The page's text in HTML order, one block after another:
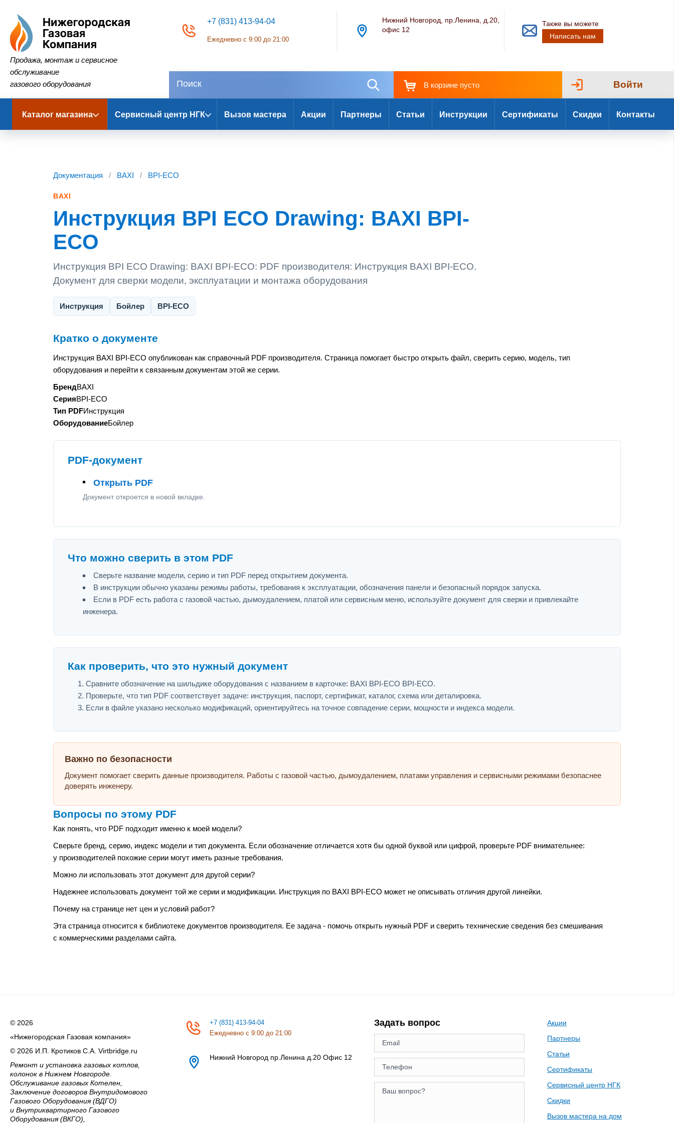
Нижегородская Газовая Компания
Продажа, монтаж и сервисное
обслуживание
газового оборудования
+7 (831) 413-94-04
Ежедневно с 9:00 до 21:00
Нижний Новгород, пр.Ленина, д.20,
офис 12
Также вы можете
Написать нам
В корзине пусто Войти
Каталог магазина Сервисный центр НГК Вызов мастера Акции Партнеры Статьи Инструкции Сертификаты Скидки Контакты
Документация / BAXI / BPI-ECO
BAXI
Инструкция BPI ECO Drawing: BAXI BPI-
ECO
Инструкция BPI ECO Drawing: BAXI BPI-ECO: PDF производителя: Инструкция BAXI BPI-ECO.
Документ для сверки модели, эксплуатации и монтажа оборудования
Инструкция Бойлер BPI-ECO
Кратко о документе
Инструкция BAXI BPI-ECO опубликован как справочный PDF производителя. Страница помогает быстро открыть файл, сверить серию, модель, тип
оборудования и перейти к связанным документам этой же серии.
БрендBAXI
СерияBPI-ECO
Тип PDFИнструкция
ОборудованиеБойлер
PDF-документ
Открыть PDF
Документ откроется в новой вкладке.
Что можно сверить в этом PDF
Сверьте название модели, серию и тип PDF перед открытием документа.
В инструкции обычно указаны режимы работы, требования к эксплуатации, обозначения панели и безопасный порядок запуска.
Если в PDF есть работа с газовой частью, дымоудалением, платой или сервисным меню, используйте документ для сверки и привлекайте
инженера.
Как проверить, что это нужный документ
Сравните обозначение на шильдике оборудования с названием в карточке: BAXI BPI-ECO BPI-ECO.
Проверьте, что тип PDF соответствует задаче: инструкция, паспорт, сертификат, каталог, схема или деталировка.
Если в файле указано несколько модификаций, ориентируйтесь на точное совпадение серии, мощности и индекса модели.
Важно по безопасности
Документ помогает сверить данные производителя. Работы с газовой частью, дымоудалением, платами управления и сервисными режимами безопаснее
доверять инженеру.
Вопросы по этому PDF
Как понять, что PDF подходит именно к моей модели?
Сверьте бренд, серию, индекс модели и тип документа. Если обозначение отличается хотя бы одной буквой или цифрой, проверьте PDF внимательнее:
у производителей похожие серии могут иметь разные требования.
Можно ли использовать этот документ для другой серии?
Надежнее использовать документ той же серии и модификации. Инструкция по BAXI BPI-ECO может не описывать отличия другой линейки.
Почему на странице нет цен и условий работ?
Эта страница относится к библиотеке документов производителя. Ее задача - помочь открыть нужный PDF и сверить технические сведения без смешивания
с коммерческими разделами сайта.
© 2026
«Нижегородская Газовая компания»
© 2026 И.П. Кротиков С.А. Virtbridge.ru
Ремонт и установка газовых котлов,
колонок в Нижнем Новгороде.
Обслуживание газовых Котелен,
Заключение договоров Внутридомового
Газового Оборудования (ВДГО)
и Внутриквартирного Газового
Оборудования (ВКГО),
+7 (831) 413-94-04
Ежедневно с 9:00 до 21:00
Нижний Новгород пр.Ленина д.20 Офис 12
Задать вопрос
Акции
Партнеры
Статьи
Сертификаты
Сервисный центр НГК
Скидки
Вызов мастера на дом